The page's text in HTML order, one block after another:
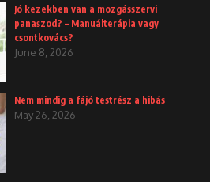
Jó kezekben van a mozgásszervi
panaszod? – Manuálterápia vagy
csontkovács?
June 8, 2026
Nem mindig a fájó testrész a hibás
May 26, 2026